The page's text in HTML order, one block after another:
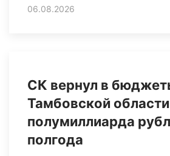
06.08.2026
СК вернул в
Тамбовской
полумиллиарда
полгода